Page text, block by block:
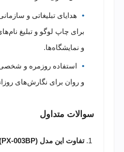
هدایای تبلیغاتی و
برای چاپ لوگو و تبلیغ
و نمایشگاه‌ها.
استفاده روزمره و
و روان برای نگارش‌های
سوالات متداول